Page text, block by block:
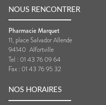
NOUS RENCONTRER
Pharmacie Marquet
11, place Salvador Allende
94140 Alfortville
Tel : 01 43 76 09 64
Fax : 01 43 76 95 32
NOS HORAIRES